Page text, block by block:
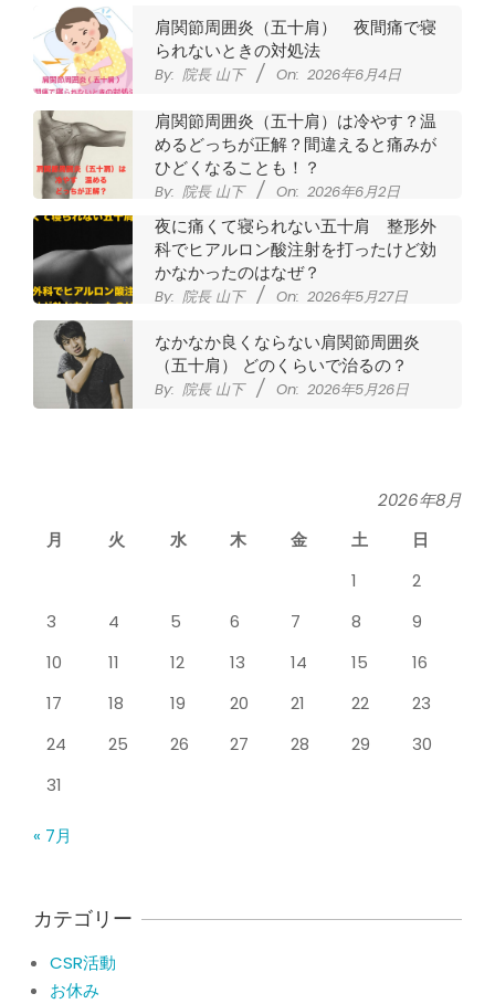
肩関節周囲炎（五十肩） 夜間痛で寝
られないときの対処法
By: 院長 山下 On: 2026年6月4日
肩関節周囲炎（五十肩）は冷やす？温
めるどっちが正解？間違えると痛みが
ひどくなることも！？
By: 院長 山下 On: 2026年6月2日
夜に痛くて寝られない五十肩 整形外
科でヒアルロン酸注射を打ったけど効
かなかったのはなぜ？
By: 院長 山下 On: 2026年5月27日
なかなか良くならない肩関節周囲炎
（五十肩） どのくらいで治るの？
By: 院長 山下 On: 2026年5月26日
2026年5月25日
整形外科で水を抜きヒアルロン酸注射
By: 院長 山下 On: 2026年5月23日
痛い！膝蓋靭帯炎（ジャンパー膝）に
自分で貼れるテーピングのご紹介
By: 院長 山下 On: 2026年5月23日
ジャンプやダッシュで膝のお皿の下が
By: 院長 山下 On: 2026年7月11日
2026年8月
月
火 水 木 金 土
日
1
2
3
4 5 6 7 8
9
10
11 12 13 14 15
16
17
18 19 20 21 22
23
24
25 26 27 28 29
30
31
« 7月
カテゴリー
CSR活動
お休み